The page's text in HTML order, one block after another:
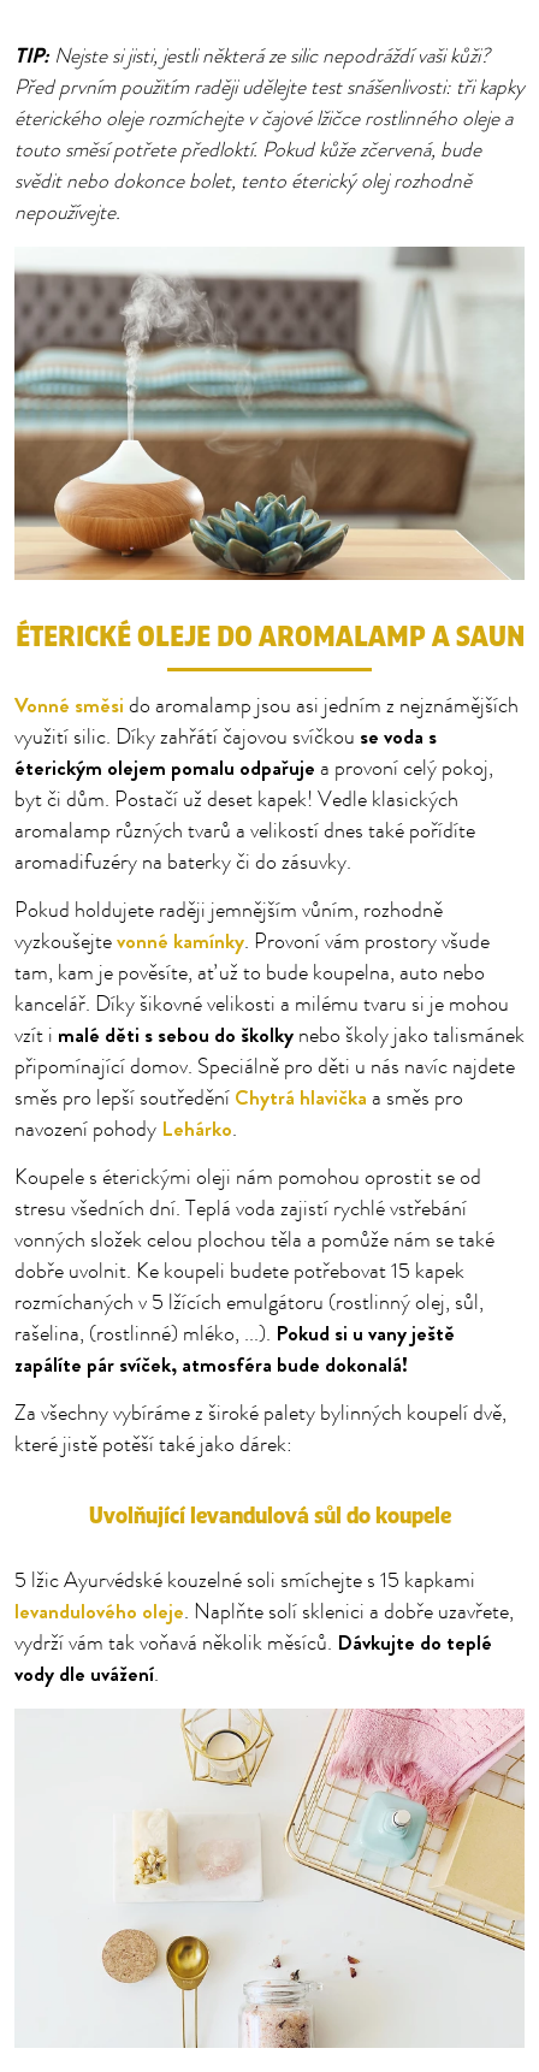
TIP: Nejste si jisti, jestli některá ze silic nepodráždí vaši kůži?
Před prvním použitím raději udělejte test snášenlivosti: tři kapky
éterického oleje rozmíchejte v čajové lžičce rostlinného oleje a
touto směsí potřete předloktí. Pokud kůže zčervená, bude
svědit nebo dokonce bolet, tento éterický olej rozhodně
nepoužívejte.
ÉTERICKÉ OLEJE DO AROMALAMP A SAUN
Vonné směsi do aromalamp jsou asi jedním z nejznámějších
využití silic. Díky zahřátí čajovou svíčkou se voda s
éterickým olejem pomalu odpařuje a provoní celý pokoj,
byt či dům. Postačí už deset kapek! Vedle klasických
aromalamp různých tvarů a velikostí dnes také pořídíte
aromadifuzéry na baterky či do zásuvky.
Pokud holdujete raději jemnějším vůním, rozhodně
vyzkoušejtevonné kamínky. Provoní vám prostory všude
tam, kam je pověsíte, ať už to bude koupelna, auto nebo
kancelář. Díky šikovné velikosti a milému tvaru si je mohou
vzít i malé děti s sebou do školky nebo školy jako talismánek
připomínající domov. Speciálně pro děti u nás navíc najdete
směs pro lepší soutředění Chytrá hlavička a směs pro
navození pohody Lehárko.
Koupele s éterickými oleji nám pomohou oprostit se od
stresu všedních dní. Teplá voda zajistí rychlé vstřebání
vonných složek celou plochou těla a pomůže nám se také
dobře uvolnit. Ke koupeli budete potřebovat 15 kapek
rozmíchaných v 5 lžících emulgátoru (rostlinný olej, sůl,
rašelina, (rostlinné) mléko, ...). Pokud si u vany ještě
zapálíte pár svíček, atmosféra bude dokonalá!
Za všechny vybíráme z široké palety bylinných koupelí dvě,
které jistě potěší také jako dárek:
Uvolňující levandulová sůl do koupele
5 lžic Ayurvédské kouzelné soli smíchejte s 15 kapkami
levandulového oleje. Naplňte solí sklenici a dobře uzavřete,
vydrží vám tak voňavá několik měsíců. Dávkujte do teplé
vody dle uvážení.